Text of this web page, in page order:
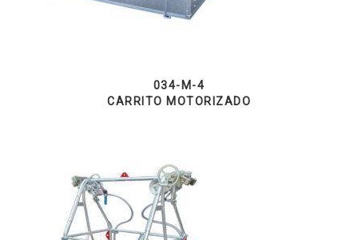
034-M-4
CARRITO MOTORIZADO